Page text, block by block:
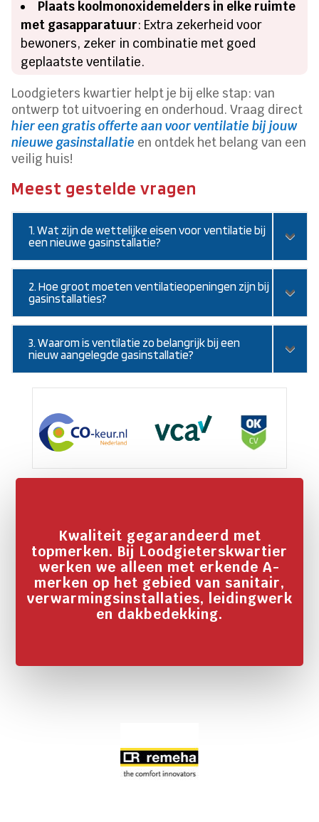
Plaats koolmonoxidemelders in elke ruimte
met gasapparatuur: Extra zekerheid voor
bewoners, zeker in combinatie met goed
geplaatste ventilatie.
Loodgieters kwartier helpt je bij elke stap: van
ontwerp tot uitvoering en onderhoud. Vraag direct
hier een gratis offerte aan voor ventilatie bij jouw
nieuwe gasinstallatie en ontdek het belang van een
veilig huis!
Meest gestelde vragen
1. Wat zijn de wettelijke eisen voor ventilatie bij
een nieuwe gasinstallatie?
2. Hoe groot moeten ventilatieopeningen zijn bij
gasinstallaties?
3. Waarom is ventilatie zo belangrijk bij een
nieuw aangelegde gasinstallatie?
Kwaliteit gegarandeerd met
topmerken. Bij Loodgieterskwartier
werken we alleen met erkende A-
merken op het gebied van sanitair,
verwarmingsinstallaties, leidingwerk
en dakbedekking.